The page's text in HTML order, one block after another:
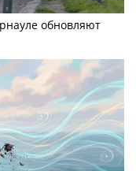
обновляют